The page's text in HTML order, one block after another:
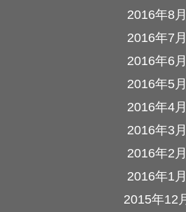
2016年8月
2016年7月
2016年6月
2016年5月
2016年4月
2016年3月
2016年2月
2016年1月
2015年12